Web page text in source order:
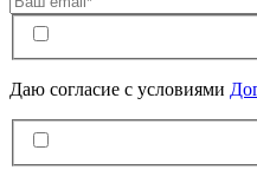
Даю согласие c условиями